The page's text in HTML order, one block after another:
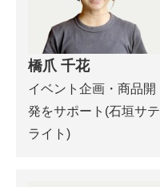
橋爪 千花
イベント企画・商品開
発をサポート(石垣サテ
ライト)